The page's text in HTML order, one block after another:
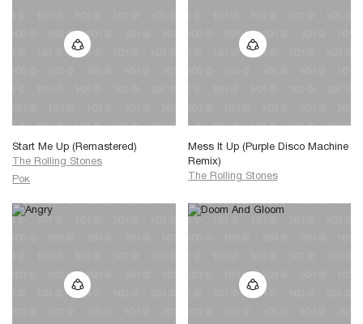
Start Me Up (Remastered)
The Rolling Stones
Рок
Mess It Up (Purple Disco Machine
Remix)
The Rolling Stones